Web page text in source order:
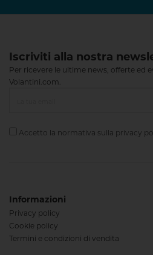
Iscriviti alla nostra
Per ricevere le ultime news, offerte ed
Volantini.com.
Accetto la normativa sulla privacy
Informazioni
Privacy policy
Cookie policy
Termini e condizioni di vendita